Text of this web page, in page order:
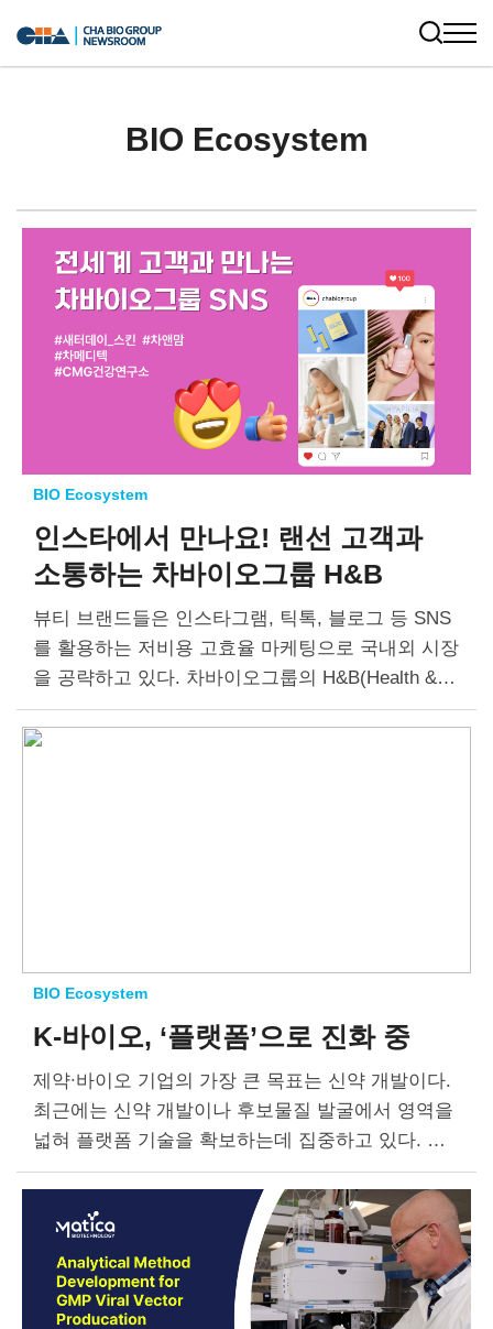
BIO Ecosystem
BIO Ecosystem
인스타에서 만나요! 랜선 고객과
소통하는 차바이오그룹 H&B
뷰티 브랜드들은 인스타그램, 틱톡, 블로그 등 SNS
를 활용하는 저비용 고효율 마케팅으로 국내외 시장
을 공략하고 있다. 차바이오그룹의 H&B(Health & B
eauty) 브랜드 또한 기초 화장품, 미용 기기, 건강기
능식품 등으로 품목을 다각화하면서 SNS로…
BIO Ecosystem
K-바이오, ‘플랫폼’으로 진화 중
제약∙바이오 기업의 가장 큰 목표는 신약 개발이다.
최근에는 신약 개발이나 후보물질 발굴에서 영역을
넓혀 플랫폼 기술을 확보하는데 집중하고 있다. 하
나의 플랫폼 기술을 확보하면 다양한 신약 후보물질
을 발굴하는 것은 물론, 기존…